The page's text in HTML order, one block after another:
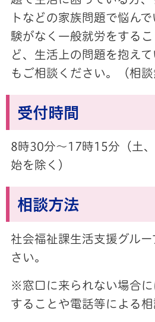
トなどの家族問題で悩ん
験がなく一般就労をする
ど、生活上の問題を抱え
もご相談ください。（相談
受付時間
8時30分～17時15分（土
始を除く）
相談方法
社会福祉課生活支援グル
さい。
※窓口に来られない場合に
することや電話等による相